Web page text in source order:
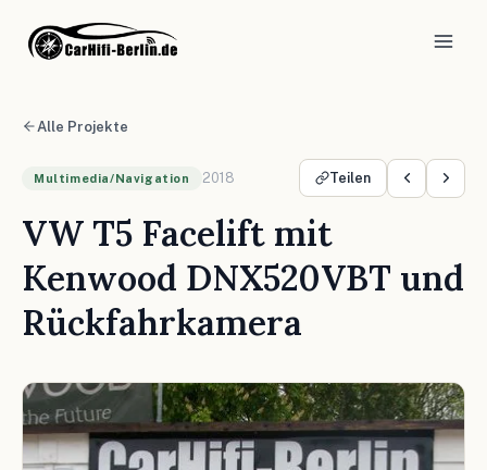
Alle Projekte
Multimedia/Navigation 2018 Teilen
VW T5 Facelift mit
Kenwood DNX520VBT und
Rückfahrkamera